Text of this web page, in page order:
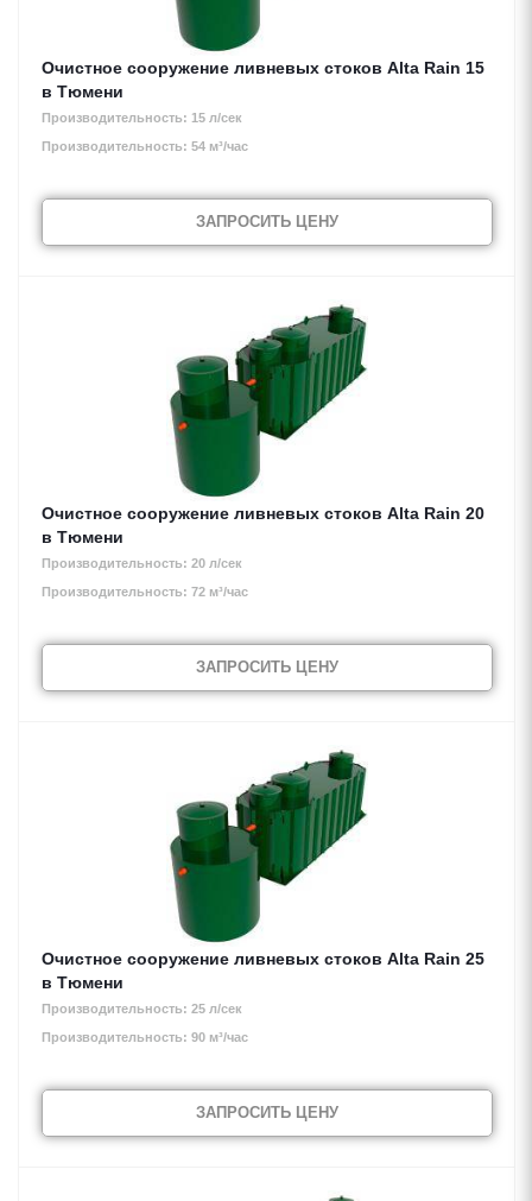
Очистное сооружение ливневых стоков Alta Rain 15
в Тюмени
Производительность: 15 л/сек
Производительность: 54 м³/час
ЗАПРОСИТЬ ЦЕНУ
Очистное сооружение ливневых стоков Alta Rain 20
в Тюмени
Производительность: 20 л/сек
Производительность: 72 м³/час
ЗАПРОСИТЬ ЦЕНУ
Очистное сооружение ливневых стоков Alta Rain 25
в Тюмени
Производительность: 25 л/сек
Производительность: 90 м³/час
ЗАПРОСИТЬ ЦЕНУ